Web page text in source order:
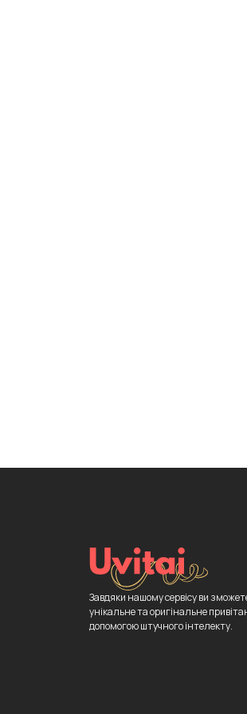
Завдяки нашому сервісу ви
унікальне та оригінальне
допомогою штучного інтелекту.